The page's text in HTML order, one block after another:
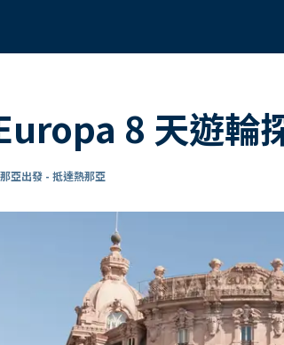
8 天遊輪
亞出發 - 抵達熱那亞